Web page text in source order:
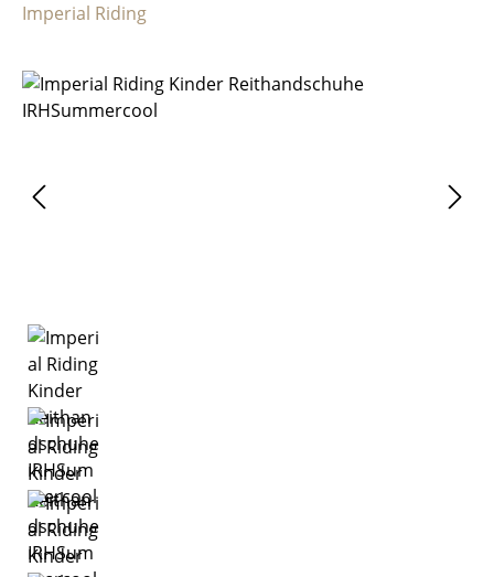
Imperial Riding
Bildergalerie überspringen